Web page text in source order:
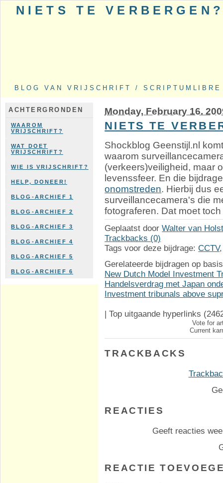
NIETS TE
BLOG VAN VRIJSCHRIFT / SCRIPTUMLIBRE
ACHTERGRONDEN
WAAROM
VRIJSCHRIFT?
WAT DOET
VRIJSCHRIFT?
WIE IS VRIJSCHRIFT?
HELP, DONEER!
BLOG-ARCHIEF 1
BLOG-ARCHIEF 2
BLOG-ARCHIEF 3
BLOG-ARCHIEF 4
BLOG-ARCHIEF 5
BLOG-ARCHIEF 6
Monday, February 16.
NIETS TE
Shockblog Geenstijl.nl
waarom
(verkeers)veiligheid, maar
levenssfeer. En die
onomstreden. Hierbij dus
surveillancecamera's die
fotograferen. Dat moet
Geplaatst doorWalter van
Trackbacks (0)
Tags voor deze bijdrage:CCTV
Gerelateerde bijdragen op
New Dutch Model Investment
Handelsverdrag met Japan
Investment tribunals above
| Top uitgaande hyperlinks
Vote for
Current
TRACKBACKS
REACTIES
Geeft reacties
REACTIE